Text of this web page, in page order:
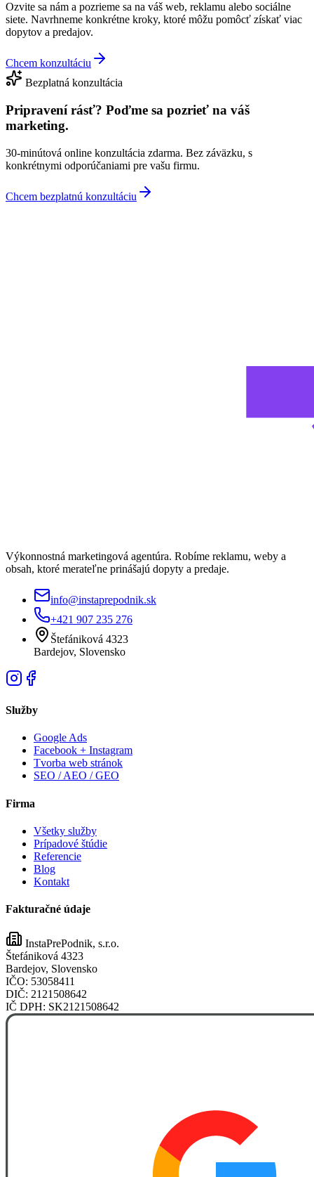
Ozvite sa nám a pozrieme sa na váš web, reklamu alebo sociálne
siete. Navrhneme konkrétne kroky, ktoré môžu pomôcť získať viac
dopytov a predajov.
Chcem konzultáciu
Bezplatná konzultácia
Pripravení rásť? Poďme sa pozrieť na váš
marketing.
30-minútová online konzultácia zdarma. Bez záväzku, s
konkrétnymi odporúčaniami pre vašu firmu.
Chcem bezplatnú konzultáciu
Výkonnostná marketingová agentúra. Robíme reklamu, weby a
obsah, ktoré merateľne prinášajú dopyty a predaje.
info@instaprepodnik.sk
+421 907 235 276
Štefániková 4323
Bardejov, Slovensko
Služby
Google Ads
Facebook + Instagram
Tvorba web stránok
SEO / AEO / GEO
Firma
Všetky služby
Prípadové štúdie
Referencie
Blog
Kontakt
Fakturačné údaje
InstaPrePodnik, s.r.o.
Štefániková 4323
Bardejov, Slovensko
IČO: 53058411
DIČ: 2121508642
IČ DPH: SK2121508642